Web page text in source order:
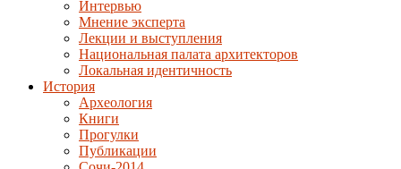
Интервью
Мнение эксперта
Лекции и выступления
Национальная палата архитекторов
Локальная идентичность
История
Археология
Книги
Прогулки
Публикации